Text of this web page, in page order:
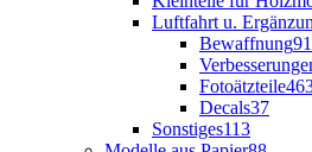
Luftfahrt u.
Bewaffnung91
Fotoätzteile
Decals37
Sonstiges113